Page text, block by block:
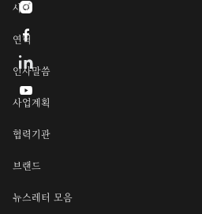
사명
연혁
인사말씀
사업계획
협력기관
브랜드
뉴스레터 모음


